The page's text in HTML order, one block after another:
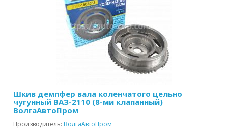
Шкив демпфер вала коленчатого цельно
чугунный ВАЗ-2110 (8-ми клапанный)
ВолгаАвтоПром
Производитель: ВолгаАвтоПром